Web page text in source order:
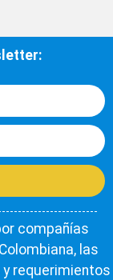
compañías
las
requerimientos